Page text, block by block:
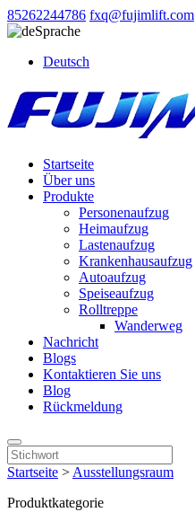
85262244786 fxq@fujimlift.com
Sprache
Deutsch
Startseite
Über uns
Produkte
Personenaufzug
Heimaufzug
Lastenaufzug
Krankenhausaufzug
Autoaufzug
Speiseaufzug
Rolltreppe
Wanderweg
Nachricht
Blogs
Kontaktieren Sie uns
Blog
Rückmeldung
Startseite > Ausstellungsraum
Produktkategorie